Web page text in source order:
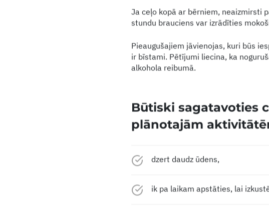
Ja ceļo kopā ar bērniem, neaizmirsti
stundu brauciens var izrādīties
Pieaugušajiem jāvienojas, kuri būs
ir bīstami. Pētījumi liecina, ka
alkohola reibumā.
Būtiski sagatavoties
plānotajām
dzert daudz ūdens,
ik pa laikam apstāties, lai